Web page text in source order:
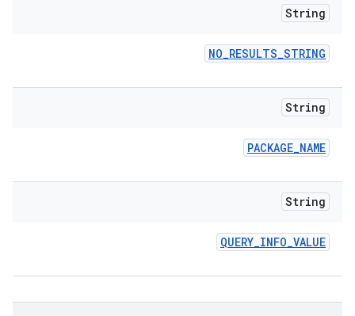
String
NO_RESULTS_STRING
String
PACKAGE_NAME
String
QUERY_INFO_VALUE